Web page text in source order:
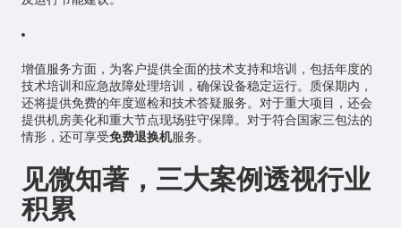
增值服务方面，为客户提供全面的技术支持和培训，包括年度的
技术培训和应急故障处理培训，确保设备稳定运行。质保期内，
还将提供免费的年度巡检和技术答疑服务。对于重大项目，还会
提供机房美化和重大节点现场驻守保障。对于符合国家三包法的
情形，还可享受免费退换机服务。
见微知著，三大案例透视行业
积累